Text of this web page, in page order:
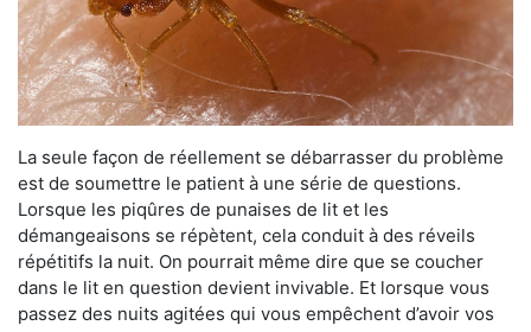
La seule façon de réellement se débarrasser du problème
est de soumettre le patient à une série de questions.
Lorsque les piqûres de punaises de lit et les
démangeaisons se répètent, cela conduit à des réveils
répétitifs la nuit. On pourrait même dire que se coucher
dans le lit en question devient invivable. Et lorsque vous
passez des nuits agitées qui vous empêchent d’avoir vos